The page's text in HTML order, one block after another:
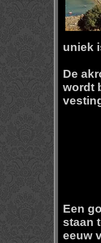
uniek
De
wordt
Een
staan
eeuw